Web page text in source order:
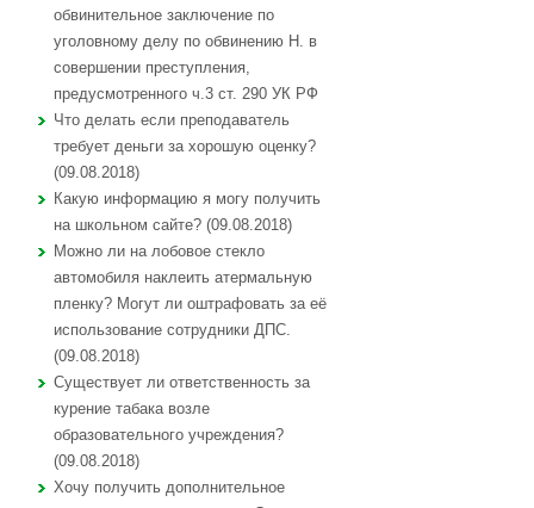
обвинительное заключение по
уголовному делу по обвинению Н. в
совершении преступления,
предусмотренного ч.3 ст. 290 УК РФ
Что делать если преподаватель
требует деньги за хорошую оценку?
(09.08.2018)
Какую информацию я могу получить
на школьном сайте? (09.08.2018)
Можно ли на лобовое стекло
автомобиля наклеить атермальную
пленку? Могут ли оштрафовать за её
использование сотрудники ДПС.
(09.08.2018)
Существует ли ответственность за
курение табака возле
образовательного учреждения?
(09.08.2018)
Хочу получить дополнительное